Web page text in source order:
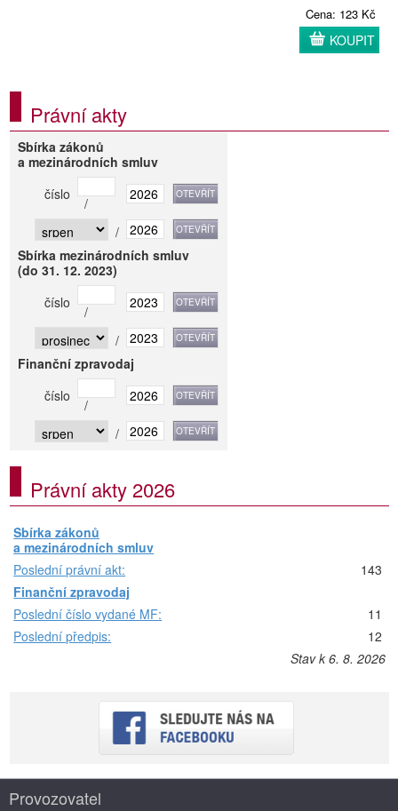
Cena: 123 Kč
KOUPIT
Právní akty
Sbírka zákonů
a mezinárodních smluv
číslo
/
/
Sbírka mezinárodních smluv
(do 31. 12. 2023)
číslo
/
/
Finanční zpravodaj
číslo
/
/
Právní akty 2026
Sbírka zákonů
a mezinárodních smluv
Poslední právní akt:
143
Finanční zpravodaj
Poslední číslo vydané MF:
11
Poslední předpis:
12
Stav k 6. 8. 2026
Provozovatel